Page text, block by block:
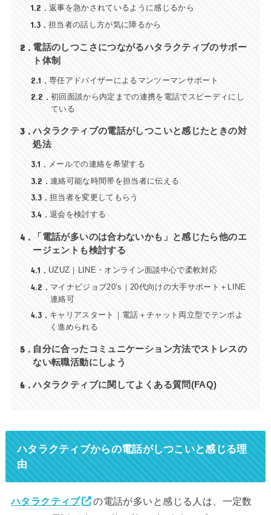
1.2 返事を急かされているように感じるから
1.3 担当者の話し方が気に障るから
2
電話のしつこさにつながるハタラクティブのサポー
ト体制
2.1 専任アドバイザーによるマンツーマンサポート
2.2
初回面談から内定までの連携を電話でスピーディにし
ている
3
ハタラクティブの電話がしつこいと感じたときの対
処法
3.1 メールでの連絡を希望する
3.2 連絡可能な時間帯を担当者に伝える
3.3 担当者を変更してもらう
3.4 退会を検討する
4
「電話が多いのは合わないかも」と感じたら他のエ
ージェントも検討する
4.1 UZUZ｜LINE・オンライン面談中心で柔軟対応
4.2
マイナビジョブ20’s｜20代向けの大手サポート＋LINE
連絡可
4.3
キャリアスタート｜電話＋チャット両立型でテンポよ
く進められる
5
自分に合ったコミュニケーション方法でストレスの
ない転職活動にしよう
6 ハタラクティブに関してよくある質問(FAQ)
ハタラクティブからの電話がしつこいと感じる理
由
ハタラクティブ
の電話が多いと感じる人は、一定数